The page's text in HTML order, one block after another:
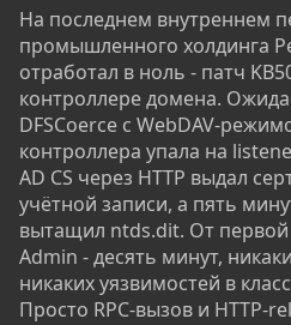
На последнем внутреннем
промышленного холдинга
отработал в ноль - патч
контроллере домена.
DFSCoerce с WebDAV-
контроллера упала на
AD CS через HTTP выдал
учётной записи, а пять
вытащил ntds.dit. От
Admin - десять минут,
никаких уязвимостей в
Просто RPC-вызов и HTTP-